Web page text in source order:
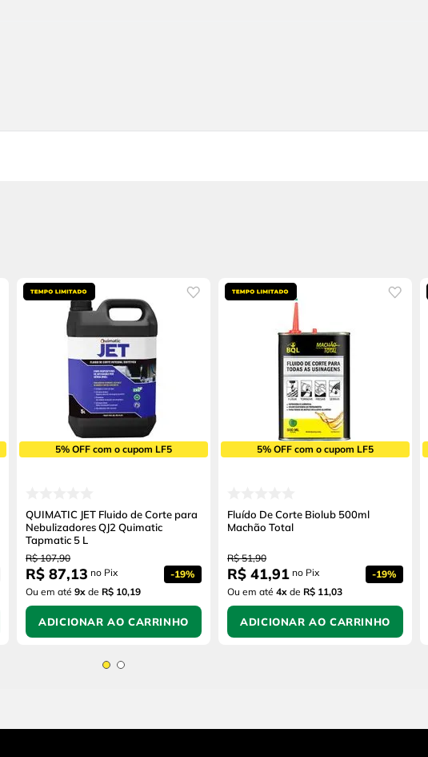
5% OFF com o cupom LF5
QUIMATIC JET Fluido de Corte para
Nebulizadores QJ2 Quimatic
Tapmatic 5 L
R$ 107,90
R$ 87,13 no Pix -19%
Ou em até 9x de R$ 10,19
ADICIONAR AO CARRINHO
5% OFF com o cupom LF5
Fluído De Corte Biolub 500ml
Machão Total
R$ 51,90
R$ 41,91 no Pix -19%
Ou em até 4x de R$ 11,03
ADICIONAR AO CARRINHO